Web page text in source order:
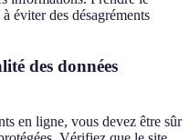
éviter des désagréments
des données
en ligne, vous devez être sûr